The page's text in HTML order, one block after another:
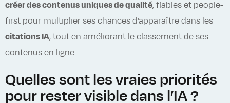
créer des contenus uniques de qualité, fiables et people-
first pour multiplier ses chances d’apparaître dans les
citations IA, tout en améliorant le classement de ses
contenus en ligne.
Quelles sont les vraies priorités
pour rester visible dans l’IA ?